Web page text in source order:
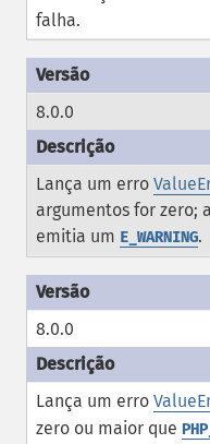
falha.
8.0.0
Lança um erro
argumentos for zero;
emitia um E_WARNING.
8.0.0
Lança um erro
zero ou maior que